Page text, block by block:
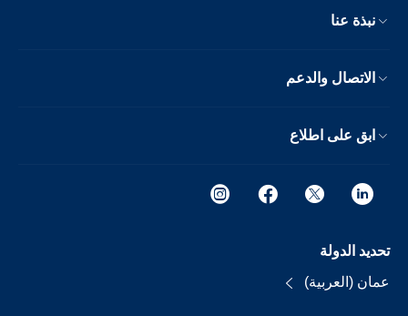
نبذة عنا
الاتصال والدعم
ابق على اطلاع
تحديد الدولة
عمان (العربية)